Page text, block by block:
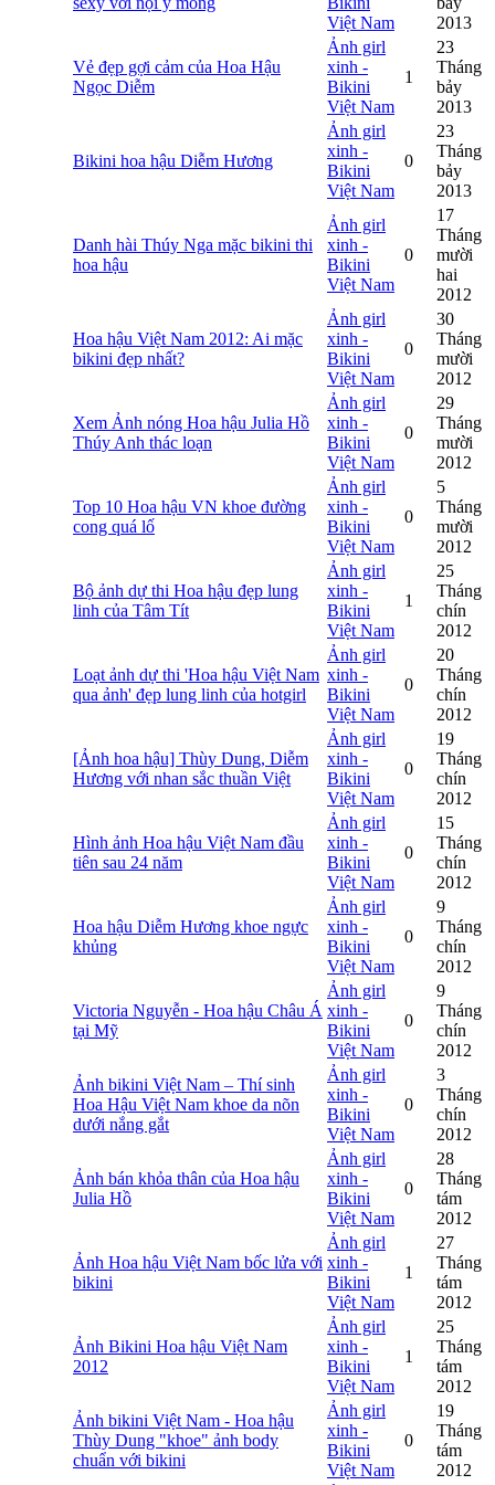
Việt Nam
2013
Vẻ đẹp gợi cảm của Hoa Hậu
Ngọc Diễm
Ảnh girl
xinh -
Bikini
Việt Nam
1
23
Tháng
bảy
2013
Bikini hoa hậu Diễm Hương
Ảnh girl
xinh -
Bikini
Việt Nam
0
23
Tháng
bảy
2013
Danh hài Thúy Nga mặc bikini thi
hoa hậu
Ảnh girl
xinh -
Bikini
Việt Nam
0
17
Tháng
mười
hai
2012
Hoa hậu Việt Nam 2012: Ai mặc
bikini đẹp nhất?
Ảnh girl
xinh -
Bikini
Việt Nam
0
30
Tháng
mười
2012
Xem Ảnh nóng Hoa hậu Julia Hồ
Thúy Anh thác loạn
Ảnh girl
xinh -
Bikini
Việt Nam
0
29
Tháng
mười
2012
Top 10 Hoa hậu VN khoe đường
cong quá lố
Ảnh girl
xinh -
Bikini
Việt Nam
0
5
Tháng
mười
2012
Bộ ảnh dự thi Hoa hậu đẹp lung
linh của Tâm Tít
Ảnh girl
xinh -
Bikini
Việt Nam
1
25
Tháng
chín
2012
Loạt ảnh dự thi 'Hoa hậu Việt Nam
qua ảnh' đẹp lung linh của hotgirl
Ảnh girl
xinh -
Bikini
Việt Nam
0
20
Tháng
chín
2012
[Ảnh hoa hậu] Thùy Dung, Diễm
Hương với nhan sắc thuần Việt
Ảnh girl
xinh -
Bikini
Việt Nam
0
19
Tháng
chín
2012
Hình ảnh Hoa hậu Việt Nam đầu
tiên sau 24 năm
Ảnh girl
xinh -
Bikini
Việt Nam
0
15
Tháng
chín
2012
Hoa hậu Diễm Hương khoe ngực
khủng
Ảnh girl
xinh -
Bikini
Việt Nam
0
9
Tháng
chín
2012
Victoria Nguyễn - Hoa hậu Châu Á
tại Mỹ
Ảnh girl
xinh -
Bikini
Việt Nam
0
9
Tháng
chín
2012
Ảnh bikini Việt Nam – Thí sinh
Hoa Hậu Việt Nam khoe da nõn
dưới nắng gắt
Ảnh girl
xinh -
Bikini
Việt Nam
0
3
Tháng
chín
2012
Ảnh bán khỏa thân của Hoa hậu
Julia Hồ
Ảnh girl
xinh -
Bikini
Việt Nam
0
28
Tháng
tám
2012
Ảnh Hoa hậu Việt Nam bốc lửa với
bikini
Ảnh girl
xinh -
Bikini
Việt Nam
1
27
Tháng
tám
2012
Ảnh Bikini Hoa hậu Việt Nam
2012
Ảnh girl
xinh -
Bikini
Việt Nam
1
25
Tháng
tám
2012
Ảnh bikini Việt Nam - Hoa hậu
Thùy Dung "khoe" ảnh body
chuẩn với bikini
Ảnh girl
xinh -
Bikini
Việt Nam
0
19
Tháng
tám
2012